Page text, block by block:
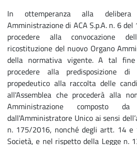
In ottemperanza alla
Amministrazione di ACA S.p.A. n. 6
procedere alla convocazione
ricostituzione del nuovo Organo
della normativa vigente. A tal fine
procedere alla predisposizione
propedeutico alla raccolta delle
all'Assemblea che procederà alla
Amministrazione composto
dall'Amministratore Unico ai sensi
n. 175/2016, nonché degli artt. 14 e
Società, e nel rispetto della Legge n.